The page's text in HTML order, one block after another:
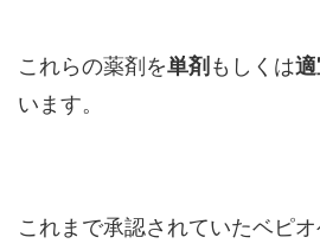
これらの薬剤を単剤 もしくは
います。
これまで承認されていたベピ